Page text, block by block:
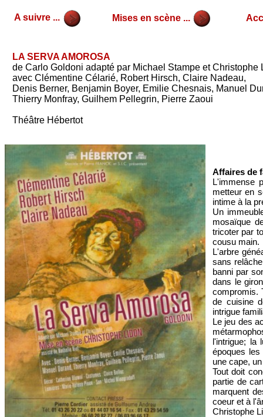
Mises en scène ...
A suivre ...
LA SERVA AMOROSA
de Carlo Goldoni adapté par Michael Stampe et Christophe
avec Clémentine Célarié, Robert Hirsch, Claire Nadeau,
Denis Berner, Benjamin Boyer, Emilie Chesnais, Manuel
Thierry Monfray, Guilhem Pellegrin, Pierre Zaoui
Théâtre Hébertot
Affaires de
L'immense
metteur en
intime à la
Un
mosaïque
tricoter par
cousu main.
L'arbre
sans
banni par
dans le
compromis.
de cuisine
intrigue
Le jeu des
l'intrigue; la
époques
une cape,
Tout doit
partie de
marquent
coeur et à
Christophe